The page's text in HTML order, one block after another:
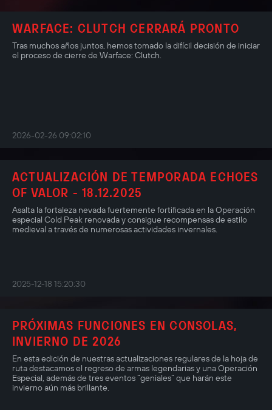
WARFACE: CLUTCH CERRARÁ PRONTO
Tras muchos años juntos, hemos tomado la difícil decisión de iniciar
el proceso de cierre de Warface: Clutch.
2026-02-26 09:02:10
ACTUALIZACIÓN DE TEMPORADA ECHOES
OF VALOR - 18.12.2025
Asalta la fortaleza nevada fuertemente fortificada en la Operación
especial Cold Peak renovada y consigue recompensas de estilo
medieval a través de numerosas actividades invernales.
2025-12-18 15:20:30
PRÓXIMAS FUNCIONES EN CONSOLAS,
INVIERNO DE 2026
En esta edición de nuestras actualizaciones regulares de la hoja de
ruta destacamos el regreso de armas legendarias y una Operación
Especial, además de tres eventos “geniales” que harán este
invierno aún más brillante.